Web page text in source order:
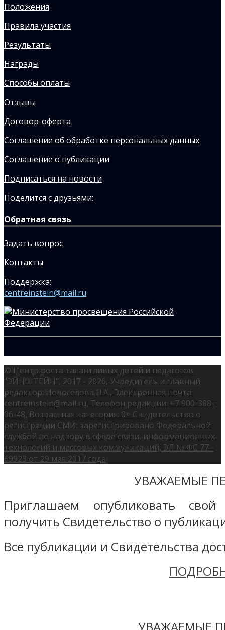
Положения
Правила участия
Результаты
Награды
Способы оплаты
Отзывы
Договор-оферта
Соглашение об обработке персональных данных
Соглашение о публикации
Подписаться на новости
Поделится с друзьями:
Обратная связь
Задать вопрос
Контакты
Поддержка:
centreinstein@mail.ru
© Центр роста талантливых детей и педагогов
"ЭЙНШТЕЙН", 2017 - 2026, Учредитель и главный
редактор: Новоселова Н.А., Электронная почта:
centreinstein@mail.ru, Телефон редакции: +7 900-388-
06-48, Возрастная категория: 0+ Свидетельство о
регистрации СМИ: зарегистрировано Федеральной
службой по надзору в сфере связи, информационных
технологий и массовых коммуникаций, ЭЛ № ФС 77 -
69923 от 29 мая 2017 года
УВАЖАЕМЫЕ
Приглашаем опубликовать
получить Свидетельство о
Все публикации и Свидетельства
УВАЖАЕМЫЕ